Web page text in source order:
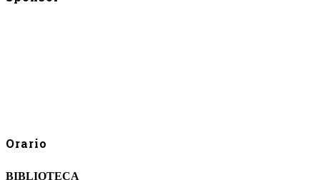
Orario
BIBLIOTECA